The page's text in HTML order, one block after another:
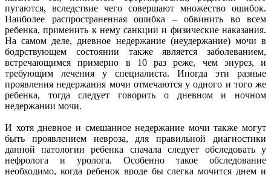
пугаются, вследствие чего совершают множество ошибок.
Наиболее распространенная ошибка – обвинить во всем
ребенка, применить к нему санкции и физические наказания.
На самом деле, дневное недержание (неудержание) мочи в
бодрствующем состоянии также является заболеванием,
встречающимся примерно в 10 раз реже, чем энурез, и
требующим лечения у специалиста. Иногда эти разные
проявления недержания мочи отмечаются у одного и того же
ребенка, тогда следует говорить о дневном и ночном
недержании мочи.
И хотя дневное и смешанное недержание мочи также могут
быть проявлением невроза, для правильной диагностики
данной патологии ребенка сначала следует обследовать у
нефролога и уролога. Особенно такое обследование
необходимо, когда ребенок вроде бы слегка мочится днем и